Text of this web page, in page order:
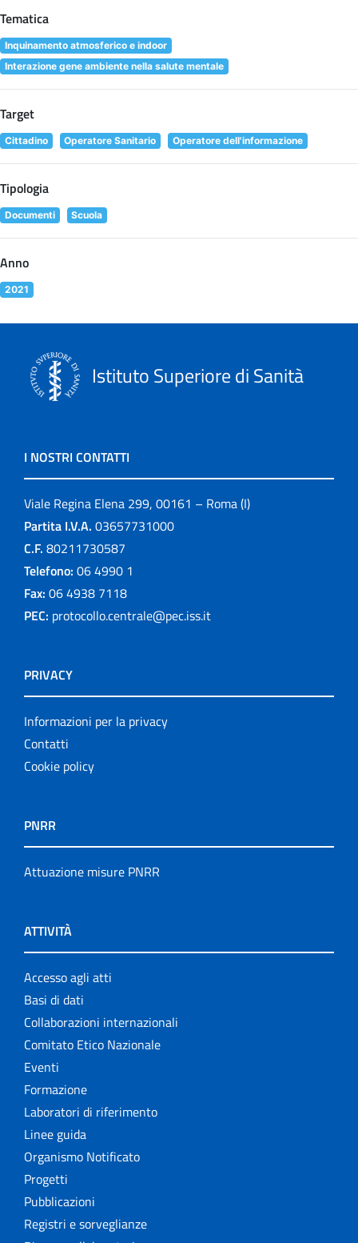
Tematica
Inquinamento atmosferico e indoor
Interazione gene ambiente nella salute mentale
Target
Cittadino Operatore Sanitario Operatore dell'informazione
Tipologia
Documenti Scuola
Anno
2021
Istituto Superiore di Sanità
I NOSTRI CONTATTI
Viale Regina Elena 299, 00161 – Roma (I)
Partita I.V.A. 03657731000
C.F. 80211730587
Telefono: 06 4990 1
Fax: 06 4938 7118
PEC: protocollo.centrale@pec.iss.it
PRIVACY
Informazioni per la privacy
Contatti
Cookie policy
PNRR
Attuazione misure PNRR
ATTIVITÀ
Accesso agli atti
Basi di dati
Collaborazioni internazionali
Comitato Etico Nazionale
Eventi
Formazione
Laboratori di riferimento
Linee guida
Organismo Notificato
Progetti
Pubblicazioni
Registri e sorveglianze